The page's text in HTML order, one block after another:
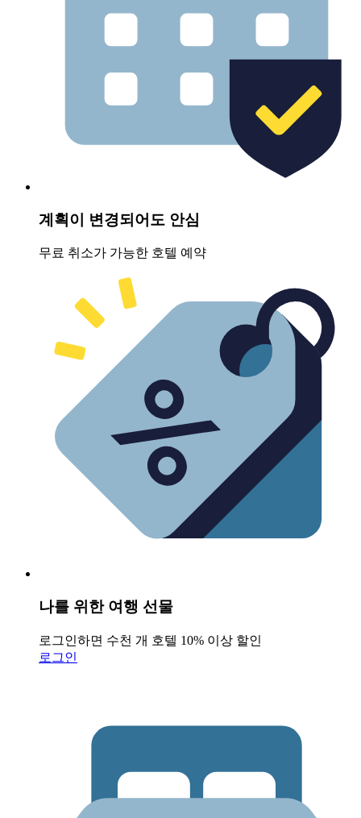
계획이 변경되어도 안심
무료 취소가 가능한 호텔 예약
나를 위한 여행 선물
로그인하면 수천 개 호텔 10% 이상 할인
로그인